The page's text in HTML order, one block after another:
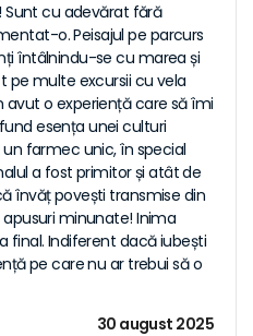
Sunt cu adevărat fără
o. Peisajul pe parcurs
întâlnindu-se cu marea și
pe multe excursii cu vela
o experiență care să îmi
esența unei culturi
farmec unic, în special
a fost primitor și atât de
învăț povești transmise din
minunate! Inima
final. Indiferent dacă iubești
pe care nu ar trebui să o
30 august 2025